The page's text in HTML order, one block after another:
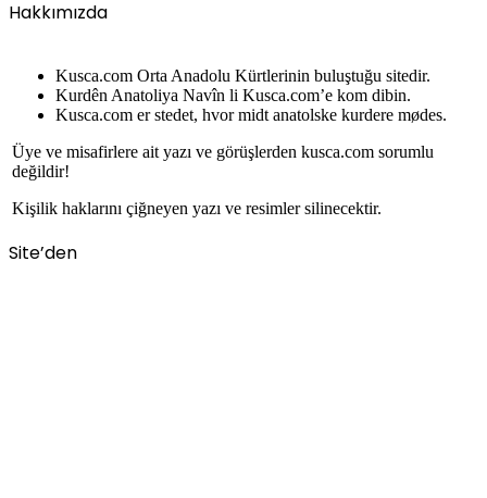
Hakkımızda
Kusca.com Orta Anadolu Kürtlerinin buluştuğu sitedir.
Kurdên Anatoliya Navîn li Kusca.com’e kom dibin.
Kusca.com er stedet, hvor midt anatolske kurdere mødes.
Üye ve misafirlere ait yazı ve görüşlerden kusca.com sorumlu
değildir!
Kişilik haklarını çiğneyen yazı ve resimler silinecektir.
Site’den